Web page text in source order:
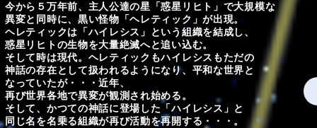
今から５万年前、主人公達の星「惑星リヒト」で大規模な
異変と同時に、黒い怪物「ヘレティック」が出現。
ヘレティックは「ハイレシス」という組織を結成し、
惑星リヒトの生物を大量絶滅へと追い込む。
そして時は現代。ヘレティックもハイレシスもただの
神話の存在として扱われるようになり、平和な世界と
なっていたが・・・近年、
再び世界各地で異変が観測され始める。
そして、かつての神話に登場した「ハイレシス」と
同じ名を名乗る組織が再び活動を再開する・・・。